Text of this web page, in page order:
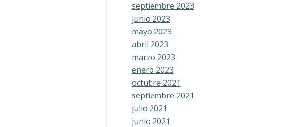
septiembre 2023
junio 2023
mayo 2023
abril 2023
marzo 2023
enero 2023
octubre 2021
septiembre 2021
julio 2021
junio 2021